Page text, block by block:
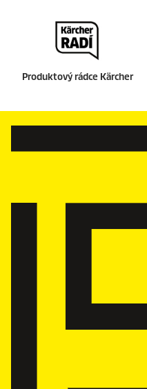
Produktový rádce Kärcher